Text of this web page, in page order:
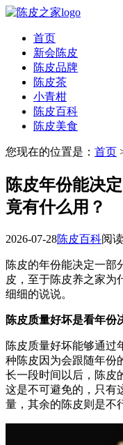
首页
新会陈皮
陈皮品牌
陈皮茶
小青柑
陈皮百科
陈皮美食
您现在的位置是： 首页
陈皮年份能决
竟有什么用？
2026-07-28陈皮百科阅读
陈皮的年份能决定一部
皮，至于陈皮养之家为
细细的说说。
陈皮质量好坏是看年份
陈皮质量好坏能够通过
种陈皮因为会跟随年份
长一段时间以后，陈皮
这是不可避免的，只有
量，其余的陈皮则是不